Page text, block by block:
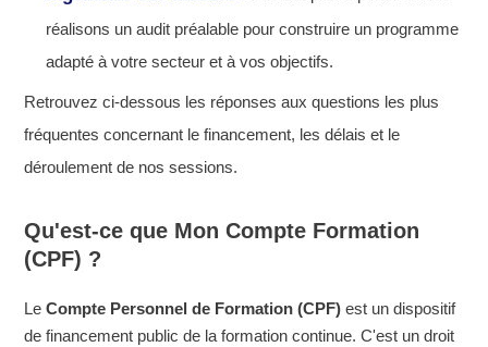
réalisons un audit préalable pour construire un programme
adapté à votre secteur et à vos objectifs.
Retrouvez ci-dessous les réponses aux questions les plus
fréquentes concernant le financement, les délais et le
déroulement de nos sessions.
Qu'est-ce que Mon Compte Formation
(CPF) ?
Le Compte Personnel de Formation (CPF) est un dispositif
de financement public de la formation continue. C'est un droit